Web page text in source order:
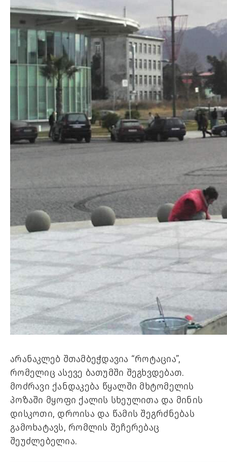
არანაკლებ შთამბეჭდავია “როტაცია”,
რომელიც ასევე ბათუმში შეგხვდებათ.
მოძრავი ქანდაკება წყალში მხტომელის
პოზაში მყოფი ქალის სხეულითა და მინის
დისკოთი, დროისა და წამის შეგრძნებას
გამოხატავს, რომლის შეჩერებაც
შეუძლებელია.